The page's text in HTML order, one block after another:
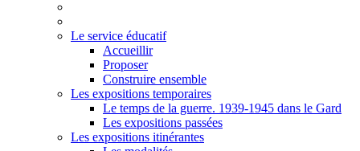
Le service éducatif
Accueillir
Proposer
Construire ensemble
Les expositions temporaires
Le temps de la guerre. 1939-1945 dans le Gard
Les expositions passées
Les expositions itinérantes